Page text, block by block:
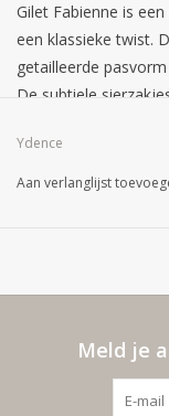
Gilet Fabienne is
een klassieke twist.
getailleerde
De subtiele
afwerking is dit item
totale lengte is 62
Ydence
Aan verlanglijst
Meld je